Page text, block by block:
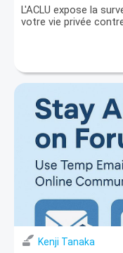
L'ACLU expose la
votre vie privée
Kenji Tanaka